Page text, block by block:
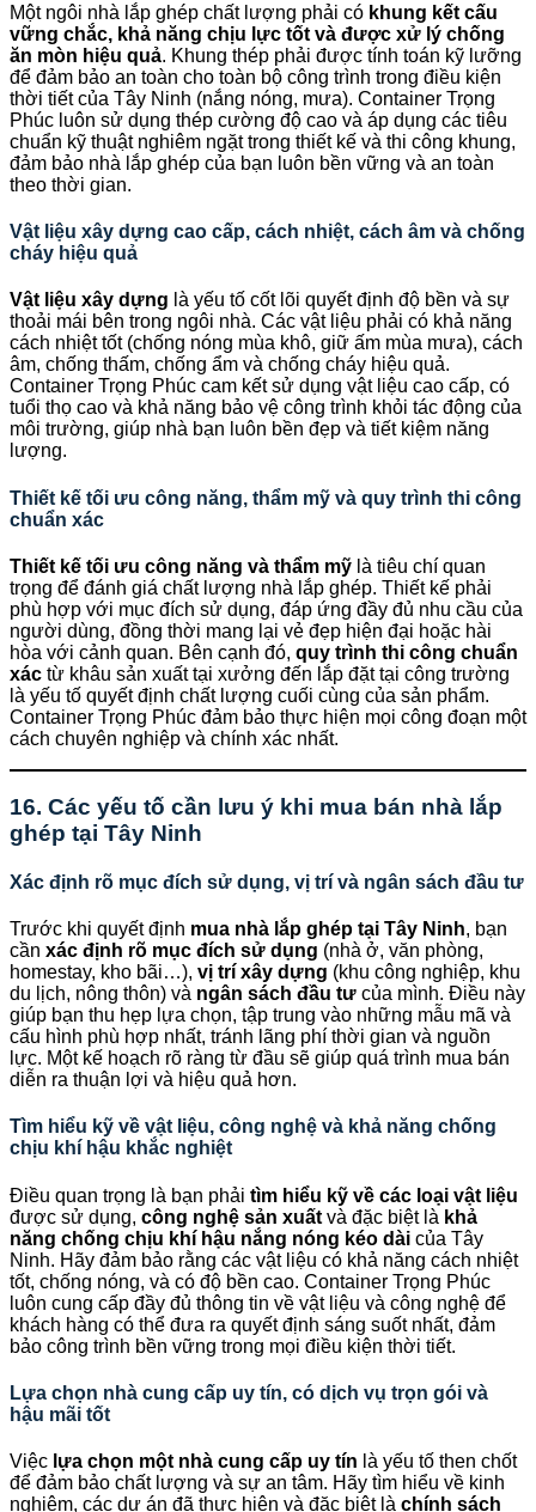
Một ngôi nhà lắp ghép chất lượng phải có khung kết cấu
vững chắc, khả năng chịu lực tốt và được xử lý chống
ăn mòn hiệu quả. Khung thép phải được tính toán kỹ lưỡng
để đảm bảo an toàn cho toàn bộ công trình trong điều kiện
thời tiết của Tây Ninh (nắng nóng, mưa). Container Trọng
Phúc luôn sử dụng thép cường độ cao và áp dụng các tiêu
chuẩn kỹ thuật nghiêm ngặt trong thiết kế và thi công khung,
đảm bảo nhà lắp ghép của bạn luôn bền vững và an toàn
theo thời gian.
Vật liệu xây dựng cao cấp, cách nhiệt, cách âm và chống
cháy hiệu quả
Vật liệu xây dựng là yếu tố cốt lõi quyết định độ bền và sự
thoải mái bên trong ngôi nhà. Các vật liệu phải có khả năng
cách nhiệt tốt (chống nóng mùa khô, giữ ấm mùa mưa), cách
âm, chống thấm, chống ẩm và chống cháy hiệu quả.
Container Trọng Phúc cam kết sử dụng vật liệu cao cấp, có
tuổi thọ cao và khả năng bảo vệ công trình khỏi tác động của
môi trường, giúp nhà bạn luôn bền đẹp và tiết kiệm năng
lượng.
Thiết kế tối ưu công năng, thẩm mỹ và quy trình thi công
chuẩn xác
Thiết kế tối ưu công năng và thẩm mỹ là tiêu chí quan
trọng để đánh giá chất lượng nhà lắp ghép. Thiết kế phải
phù hợp với mục đích sử dụng, đáp ứng đầy đủ nhu cầu của
người dùng, đồng thời mang lại vẻ đẹp hiện đại hoặc hài
hòa với cảnh quan. Bên cạnh đó, quy trình thi công chuẩn
xác từ khâu sản xuất tại xưởng đến lắp đặt tại công trường
là yếu tố quyết định chất lượng cuối cùng của sản phẩm.
Container Trọng Phúc đảm bảo thực hiện mọi công đoạn một
cách chuyên nghiệp và chính xác nhất.
16. Các yếu tố cần lưu ý khi mua bán nhà lắp
ghép tại Tây Ninh
Xác định rõ mục đích sử dụng, vị trí và ngân sách đầu tư
Trước khi quyết định mua nhà lắp ghép tại Tây Ninh, bạn
cần xác định rõ mục đích sử dụng (nhà ở, văn phòng,
homestay, kho bãi…), vị trí xây dựng (khu công nghiệp, khu
du lịch, nông thôn) và ngân sách đầu tư của mình. Điều này
giúp bạn thu hẹp lựa chọn, tập trung vào những mẫu mã và
cấu hình phù hợp nhất, tránh lãng phí thời gian và nguồn
lực. Một kế hoạch rõ ràng từ đầu sẽ giúp quá trình mua bán
diễn ra thuận lợi và hiệu quả hơn.
Tìm hiểu kỹ về vật liệu, công nghệ và khả năng chống
chịu khí hậu khắc nghiệt
Điều quan trọng là bạn phải tìm hiểu kỹ về các loại vật liệu
được sử dụng, công nghệ sản xuất và đặc biệt là khả
năng chống chịu khí hậu nắng nóng kéo dài của Tây
Ninh. Hãy đảm bảo rằng các vật liệu có khả năng cách nhiệt
tốt, chống nóng, và có độ bền cao. Container Trọng Phúc
luôn cung cấp đầy đủ thông tin về vật liệu và công nghệ để
khách hàng có thể đưa ra quyết định sáng suốt nhất, đảm
bảo công trình bền vững trong mọi điều kiện thời tiết.
Lựa chọn nhà cung cấp uy tín, có dịch vụ trọn gói và
hậu mãi tốt
Việc lựa chọn một nhà cung cấp uy tín là yếu tố then chốt
để đảm bảo chất lượng và sự an tâm. Hãy tìm hiểu về kinh
nghiệm, các dự án đã thực hiện và đặc biệt là chính sách